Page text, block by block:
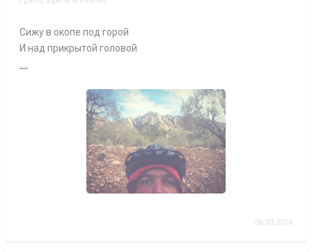
Сижу в окопе под горой
И над прикрытой головой
06.03.2016